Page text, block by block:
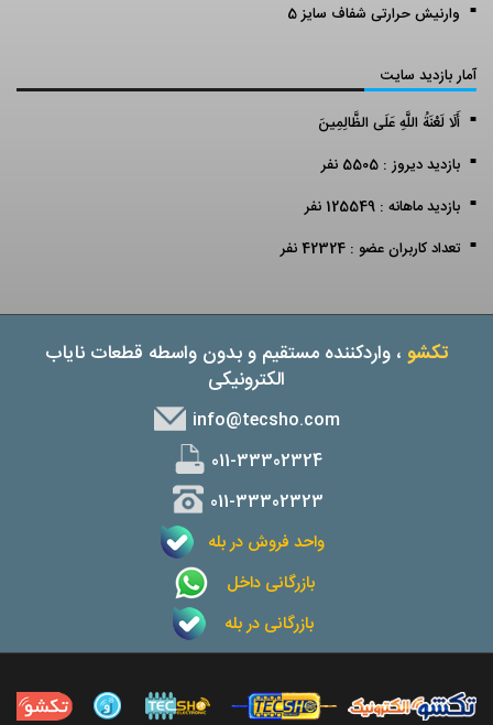
وارنیش حرارتی شفاف سایز 5
آمار بازدید سایت
أَلَا لَعْنَةُ اللَّهِ عَلَى الظَّالِمِينَ
بازدید دیروز : 5505 نفر
بازدید ماهانه : 125549 نفر
تعداد کاربران عضو : 42324 نفر
تکشو ، واردکننده مستقیم و بدون واسطه قطعات نایاب
الکترونیکی
info@tecsho.com
011-33302324
011-33302323
واحد فروش در بله
بازرگانی داخل
بازرگانی در بله